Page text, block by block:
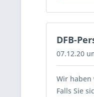
DFB-
07.12.20
Wir haben
Falls Sie